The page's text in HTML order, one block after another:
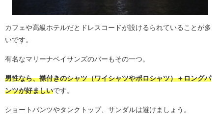
カフェや高級ホテルだとドレスコードが設けるられていることが多
いです。
有名なマリーナベイサンズのバーもその一つ。
男性なら、襟付きのシャツ（ワイシャツやポロシャツ）＋ロングパ
ンツが好ましいです。
ショートパンツやタンクトップ、サンダルは避けましょう。